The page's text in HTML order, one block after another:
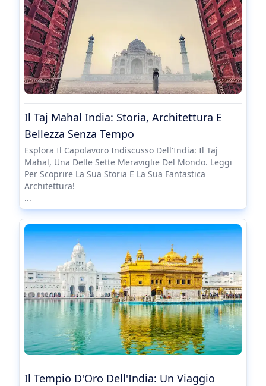
Il Taj Mahal India: Storia, Architettura E
Bellezza Senza Tempo
Esplora Il Capolavoro Indiscusso Dell'India: Il Taj
Mahal, Una Delle Sette Meraviglie Del Mondo. Leggi
Per Scoprire La Sua Storia E La Sua Fantastica
Architettura!
...
Il Tempio D'Oro Dell'India: Un Viaggio